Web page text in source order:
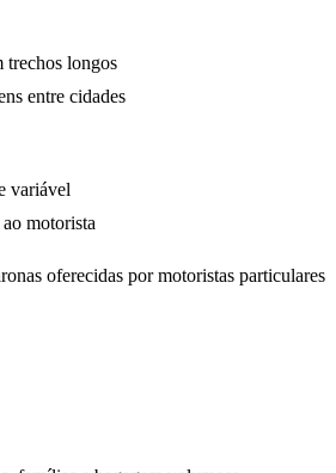
trechos longos
entre cidades
variável
motorista
oferecidas por motoristas particulares